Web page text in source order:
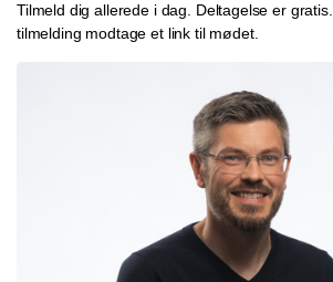
Tilmeld dig allerede i dag. Deltagelse er
tilmelding modtage et link til mødet.